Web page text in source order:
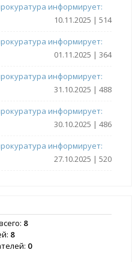
информирует:
10.11.2025 | 514
информирует:
01.11.2025 | 364
информирует:
31.10.2025 | 488
информирует:
30.10.2025 | 486
информирует:
27.10.2025 | 520
8
8
0